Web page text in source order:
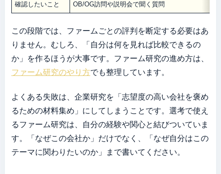
確認したいこと OB/OG訪問や説明会で聞く質問
この段階では、ファームごとの評判を断定する必要はあ
りません。むしろ、「自分は何を見れば比較できるの
か」を作るほうが大事です。ファーム研究の進め方は、
ファーム研究のやり方でも整理しています。
よくある失敗は、企業研究を「志望度の高い会社を褒め
るための材料集め」にしてしまうことです。選考で使え
るファーム研究は、自分の経験や関心と結びついていま
す。「なぜこの会社か」だけでなく、「なぜ自分はこの
テーマに関わりたいのか」まで書いてください。